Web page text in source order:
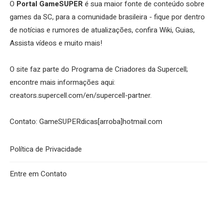
O Portal GameSUPERé sua maior fonte de conteúdo sobre
games da SC, para a comunidade brasileira - fique por dentro
de notícias e rumores de atualizações, confira Wiki, Guias,
Assista vídeos e muito mais!
O site faz parte do Programa de Criadores da Supercell;
encontre mais informações aqui:
creators.supercell.com/en/supercell-partner.
Contato: GameSUPERdicas[arroba]hotmail.com
Política de Privacidade
Entre em Contato